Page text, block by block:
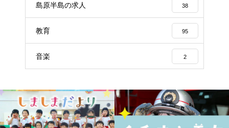
島原半島の求人 38
教育 95
音楽 2